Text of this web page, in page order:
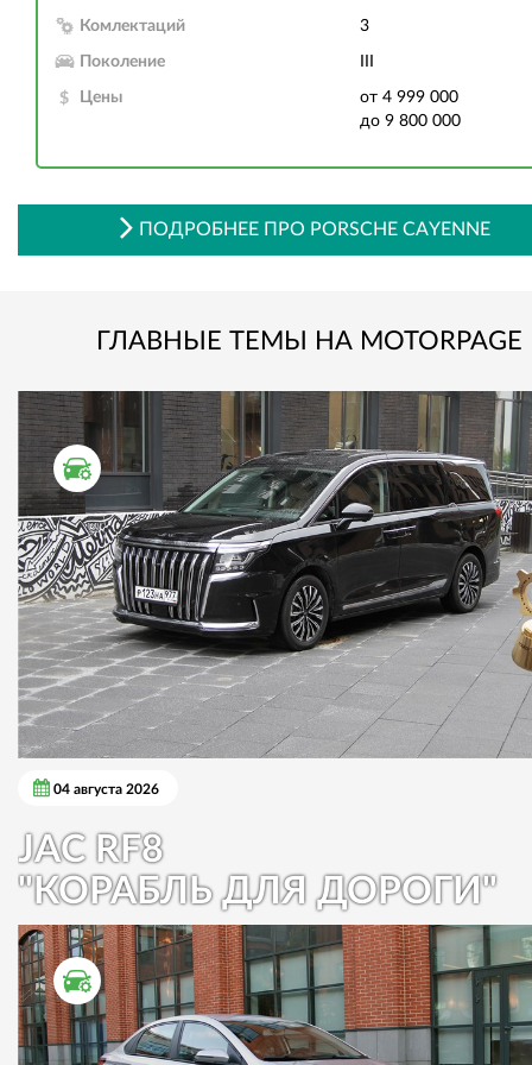
Комлектаций 3
Поколение
Цены
от 4 999 000
до 9 800 000
ПОДРОБНЕЕ ПРО PORSCHE CAYENNE
ГЛАВНЫЕ ТЕМЫ НА MOTORPAGE
ТЕСТ ДРАЙВ
04 августа 2026
JAC RF8
"КОРАБЛЬ ДЛЯ ДОРОГИ"
ТЕСТ ДРАЙВ